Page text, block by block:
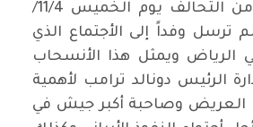
-لأنسحاب مصر من التحالف يوم الخميس 11/4/
لم ترسل وفداً إلى الأجتماع الذي
الرياض ويمثل هذا الأنسحاب
الرئيس دونالد ترامب لأهمية
العريض وصاحبة أكبر جيش في